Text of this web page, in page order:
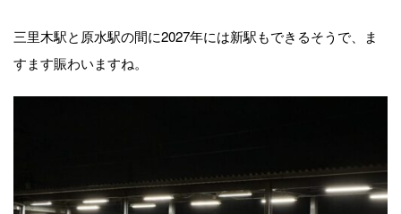
三里木駅と原水駅の間に2027年には新駅もできるそうで、ま
すます賑わいますね。